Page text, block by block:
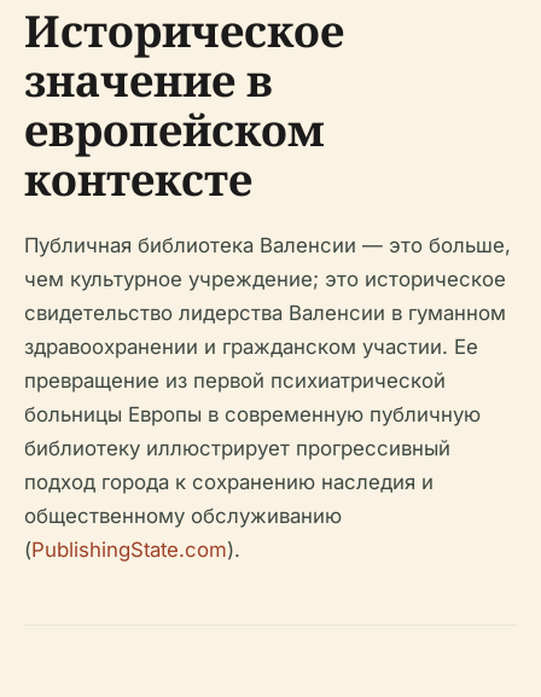
Историческое
значение в
европейском
контексте
Публичная библиотека Валенсии — это больше,
чем культурное учреждение; это историческое
свидетельство лидерства Валенсии в гуманном
здравоохранении и гражданском участии. Ее
превращение из первой психиатрической
больницы Европы в современную публичную
библиотеку иллюстрирует прогрессивный
подход города к сохранению наследия и
общественному обслуживанию
(PublishingState.com).